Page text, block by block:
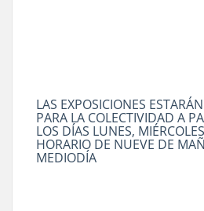
LAS EXPOSICIONES
PARA LA COLECTIVIDAD A
LOS DÍAS LUNES,
HORARIO DE NUEVE DE
MEDIODÍA